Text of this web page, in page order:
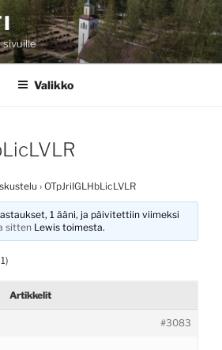
sivuille
Valikko
› OTpJriIGLHbLicLVLR
1 ääni, ja päivitettiin viimeksi
sitten Lewis toimesta.
Artikkelit
#3083